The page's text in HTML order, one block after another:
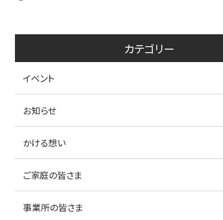
カテゴリー
イベント
お知らせ
かける想い
ご家庭の皆さま
事業所の皆さま